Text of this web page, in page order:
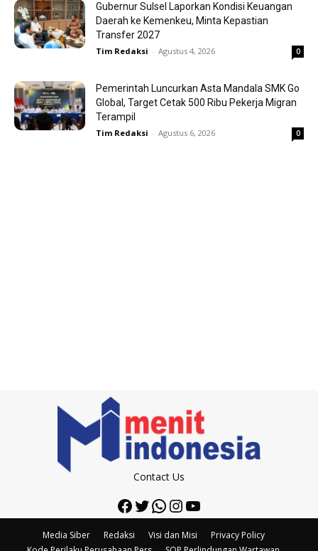
Gubernur Sulsel Laporkan Kondisi Keuangan
Daerah ke Kemenkeu, Minta Kepastian
Transfer 2027
Tim Redaksi - Agustus 4, 2026 0
Pemerintah Luncurkan Asta Mandala SMK Go
Global, Target Cetak 500 Ribu Pekerja Migran
Terampil
Tim Redaksi - Agustus 6, 2026 0
Contact Us
Facebook
Twitter
WhatsApp
Instagram
YouTube
Media Siber Redaksi Visi dan Misi
Privacy Policy